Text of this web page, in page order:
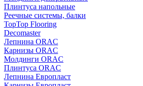
Плинтуса напольные
Реечные системы, балки
TopTop Flooring
Decomaster
Лепнина ORAC
Карнизы ORAC
Молдинги ORAC
Плинтуса ORAC
Лепнина Европласт